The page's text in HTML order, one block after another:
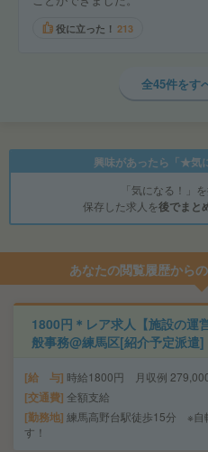
役に立った！ 213
全45件をす
興味があったら「★気
「気になる！」
保存した求人を後でまと
あなたの閲覧履歴から
1800円＊レア求人【施設の運
般事務@練馬区[紹介予定派遣]
給 与 時給1800円 月収例
交通費 全額支給
勤務地 練馬高野台駅徒歩15分 ※自
す！